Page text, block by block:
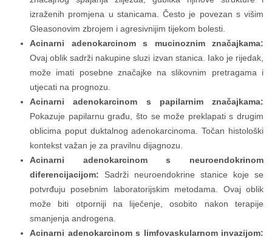
izraženih promjena u stanicama. Često je povezan s višim
Gleasonovim zbrojem i agresivnijim tijekom bolesti.
Acinarni adenokarcinom s mucinoznim značajkama:
Ovaj oblik sadrži nakupine sluzi izvan stanica. Iako je rijedak,
može imati posebne značajke na slikovnim pretragama i
utjecati na prognozu.
Acinarni adenokarcinom s papilarnim značajkama:
Pokazuje papilarnu građu, što se može preklapati s drugim
oblicima poput duktalnog adenokarcinoma. Točan histološki
kontekst važan je za pravilnu dijagnozu.
Acinarni adenokarcinom s neuroendokrinom
diferencijacijom: Sadrži neuroendokrine stanice koje se
potvrđuju posebnim laboratorijskim metodama. Ovaj oblik
može biti otporniji na liječenje, osobito nakon terapije
smanjenja androgena.
Acinarni adenokarcinom s limfovaskularnom invazijom: